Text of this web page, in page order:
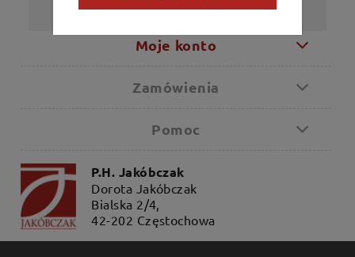
Moje konto
Zamówienia
Pomoc
P.H. Jakóbczak
Dorota Jakóbczak
Bialska 2/4,
42-202 Częstochowa